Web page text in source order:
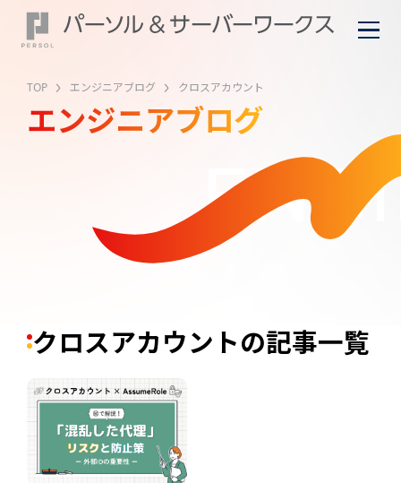
TOP エンジニアブログ クロスアカウント
エンジニアブログ
クロスアカウントの記事一覧